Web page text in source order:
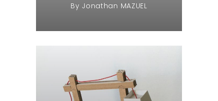
By Jonathan MAZUEL